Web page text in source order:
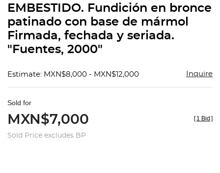
EMBESTIDO. Fundición en bronce
patinado con base de mármol
Firmada, fechada y seriada.
"Fuentes, 2000"
Estimate: MXN$8,000 - MXN$12,000 Inquire
Sold for
MXN$7,000
Sold Price excludes BP
[ 1 Bid ]